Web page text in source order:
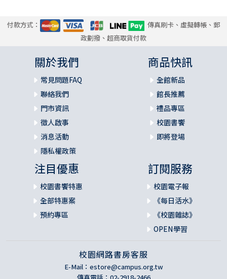
付款方式：
傳真刷卡、虛擬轉帳、郵
政劃撥、超商取貨付款
關於我們
常見問題FAQ
聯絡我們
門市資訊
徵人啟事
消息活動
隱私權政策
商品快訊
全館新品
館長推薦
禮品專區
校園書饗
即將登場
注目優惠
校園書饗特惠
全部特惠案
預約專區
訂閱服務
校園電子報
《每日活水》
《校園雜誌》
OPEN學習
校園網路書房客服
E-Mail： estore@campus.org.tw